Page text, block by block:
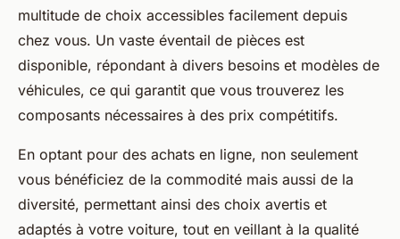
multitude de choix accessibles facilement depuis
chez vous. Un vaste éventail de pièces est
disponible, répondant à divers besoins et modèles de
véhicules, ce qui garantit que vous trouverez les
composants nécessaires à des prix compétitifs.
En optant pour des achats en ligne, non seulement
vous bénéficiez de la commodité mais aussi de la
diversité, permettant ainsi des choix avertis et
adaptés à votre voiture, tout en veillant à la qualité